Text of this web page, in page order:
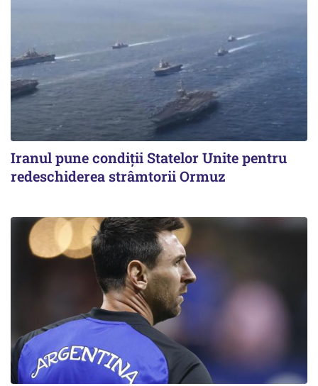
Iranul pune condiții Statelor Unite pentru
redeschiderea strâmtorii Ormuz